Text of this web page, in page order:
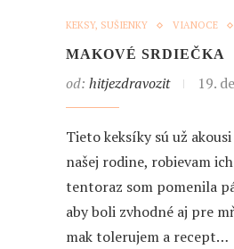
KEKSY, SUŠIENKY VIANOCE
MAKOVÉ SRDIEČKA
od: hitjezdravozit 19.
Tieto keksíky sú už
našej rodine, robievam
tentoraz som pomenila
aby boli zvhodné aj pre
mak tolerujem a recept…